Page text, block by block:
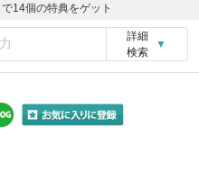
で14個の特典をゲット
詳細
検索
▼